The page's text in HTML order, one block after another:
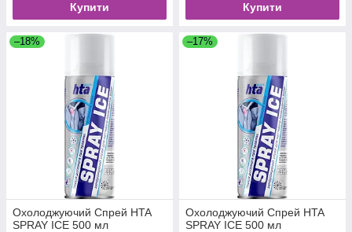
Купити Купити
–18%
Охолоджуючий Спрей HTA
SPRAY ICE 500 мл
–17%
Охолоджуючий Спрей HTA
SPRAY ICE 500 мл